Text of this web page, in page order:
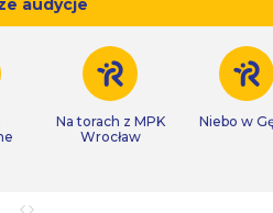
audycje
Na torach z MPK
Wrocław
Niebo w